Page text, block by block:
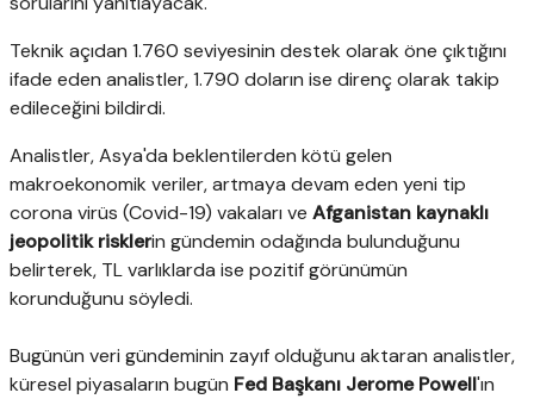
Teknik açıdan 1.760 seviyesinin destek olarak öne çıktığını
ifade eden analistler, 1.790 doların ise direnç olarak takip
edileceğini bildirdi.
Analistler, Asya'da beklentilerden kötü gelen
makroekonomik veriler, artmaya devam eden yeni tip
corona virüs (Covid-19) vakaları ve Afganistan kaynaklı
jeopolitik risklerin gündemin odağında bulunduğunu
belirterek, TL varlıklarda ise pozitif görünümün
korunduğunu söyledi.
Bugünün veri gündeminin zayıf olduğunu aktaran analistler,
küresel piyasaların bugün Fed Başkanı Jerome Powell'ın